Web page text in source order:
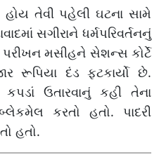
તેવી પહેલી ઘટના સામે
સગીરાને ધર્મપરિવર્તનનું
પરીખન મસીહને સેશન્સ કોર્ટે
રૂપિયા દંડ ફટકાર્યો છે.
કપડાં ઉતારવાનું કહી તેના
કરતો હતો. પાદરી
હતો.